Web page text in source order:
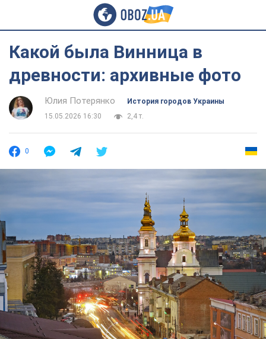
Какой была Винница в
древности: архивные фото
Юлия Потерянко
История городов Украины
15.05.2026 16:30
2,4 т.
0